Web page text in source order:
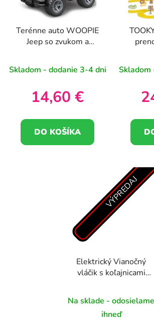
Terénne auto WOOPIE
Jeep so zvukom a
Skladom - dodanie 3-4 dni
14,60 €
DO KOŠÍKA
Skladom
VÝPREDAJ
Elektrický Vianočný
vláčik s koľajnicami
pre deti so zvukom,
svetlom a parou z
komína
Na sklade - odosielame
ihneď